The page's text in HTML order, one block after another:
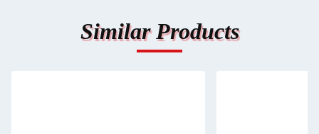
Similar Products